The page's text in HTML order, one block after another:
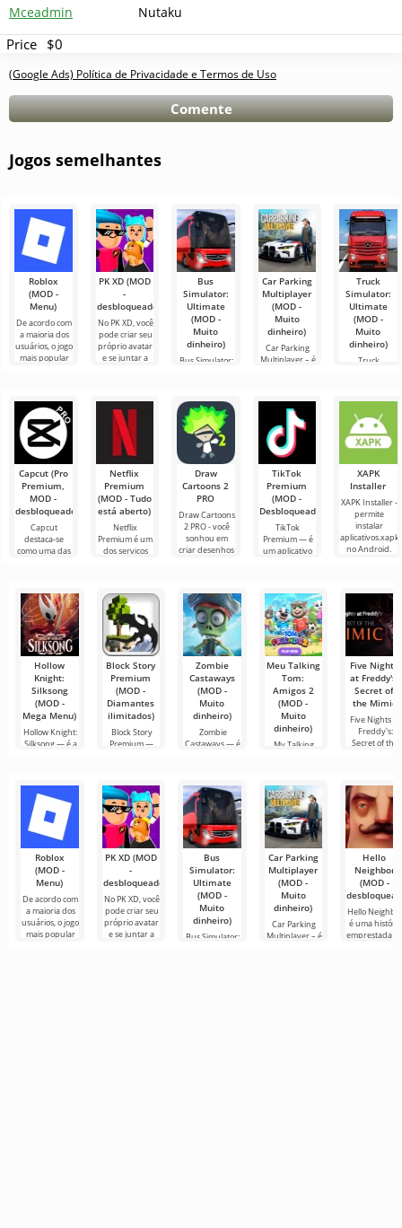
Mceadmin Nutaku
Price $0
(Google Ads) Política de Privacidade e Termos de Uso
Comente
Jogos semelhantes
Roblox
(MOD -
Menu)
De acordo com
a maioria dos
usuários, o jogo
mais popular
PK XD (MOD
-
desbloqueado)
No PK XD, você
pode criar seu
próprio avatar
e se juntar a
Bus
Simulator:
Ultimate
(MOD -
Muito
dinheiro)
Bus Simulator:
para Android
que oferece
infinitas
Car Parking
Multiplayer
(MOD -
Muito
dinheiro)
Car Parking
Multiplayer – é
os jogadores
assumem o
papel de
Truck
Simulator:
Ultimate
(MOD -
Muito
dinheiro)
Truck
um simulador
de transporte
de carga e um
Capcut (Pro
Premium,
MOD -
desbloqueado)
Capcut
destaca-se
como uma das
para edição de
vídeo,
garantindo um
Netflix
Premium
(MOD - Tudo
está aberto)
Netflix
Premium é um
dos serviços
programas de
TV em
Draw
Cartoons 2
PRO
Draw Cartoons
2 PRO - você
sonhou em
criar desenhos
até
TikTok
Premium
(MOD -
Desbloqueado)
TikTok
Premium — é
um aplicativo
outros
usuários ou
encontrar
XAPK
Installer
XAPK Installer -
permite
instalar
aplicativos.xapk
no Android.
Hollow
Knight:
Silksong
(MOD -
Mega Menu)
Hollow Knight:
Silksong — é a
Block Story
Premium
(MOD -
Diamantes
ilimitados)
Block Story
Premium —
Zombie
Castaways
(MOD -
Muito
dinheiro)
Zombie
Castaways — é
Meu Talking
Tom:
Amigos 2
(MOD -
Muito
dinheiro)
My Talking
Five Nights
at Freddy's:
Secret of
the Mimic
Five Nights at
Freddy's:
Secret of the
Roblox
(MOD -
Menu)
De acordo com
a maioria dos
usuários, o jogo
mais popular
PK XD (MOD
-
desbloqueado)
No PK XD, você
pode criar seu
próprio avatar
e se juntar a
Bus
Simulator:
Ultimate
(MOD -
Muito
dinheiro)
Bus Simulator:
Car Parking
Multiplayer
(MOD -
Muito
dinheiro)
Car Parking
Multiplayer – é
Hello
Neighbor
(MOD -
Hello
é uma história
emprestada